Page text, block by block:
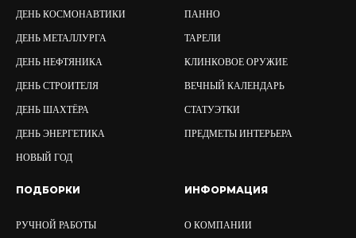
ДЕНЬ КОСМОНАВТИКИ
ДЕНЬ МЕТАЛЛУРГА
ДЕНЬ НЕФТЯНИКА
ДЕНЬ СТРОИТЕЛЯ
ДЕНЬ ШАХТЁРА
ДЕНЬ ЭНЕРГЕТИКА
НОВЫЙ ГОД
ПАННО
ТАРЕЛИ
КЛИНКОВОЕ ОРУЖИЕ
ВЕЧНЫЙ КАЛЕНДАРЬ
СТАТУЭТКИ
ПРЕДМЕТЫ ИНТЕРЬЕРА
ПОДБОРКИ
РУЧНОЙ РАБОТЫ
ИНФОРМАЦИЯ
О КОМПАНИИ